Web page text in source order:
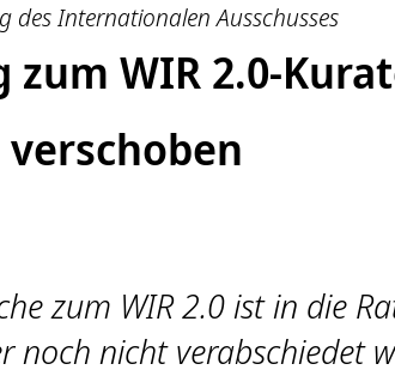
des Internationalen Ausschusses
zum WIR 2.0-
verschoben
zum WIR 2.0 ist in die
noch nicht verabschiedet